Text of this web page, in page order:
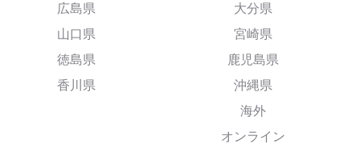
広島県
山口県
徳島県
香川県
大分県
宮崎県
鹿児島県
沖縄県
海外
オンライン